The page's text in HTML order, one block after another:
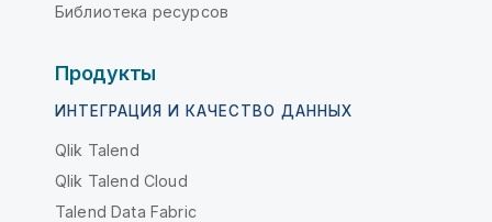
Библиотека ресурсов
Продукты
ИНТЕГРАЦИЯ И КАЧЕСТВО ДАННЫХ
Qlik Talend
Qlik Talend Cloud
Talend Data Fabric